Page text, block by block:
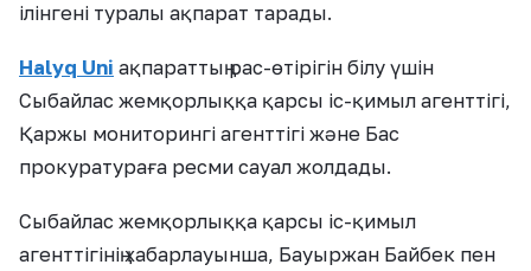
ілінгені туралы ақпарат тарады.
Halyq Uni ақпараттың рас-өтірігін білу үшін
Сыбайлас жемқорлыққа қарсы іс-қимыл агенттігі,
Қаржы мониторингі агенттігі және Бас
прокуратураға ресми сауал жолдады.
Сыбайлас жемқорлыққа қарсы іс-қимыл
агенттігінің хабарлауынша, Бауыржан Байбек пен